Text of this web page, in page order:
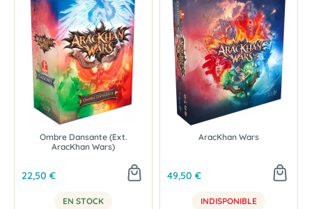
Ombre Dansante (Ext.
AracKhan Wars)
22,50 €
EN STOCK
AracKhan Wars
49,50 €
INDISPONIBLE